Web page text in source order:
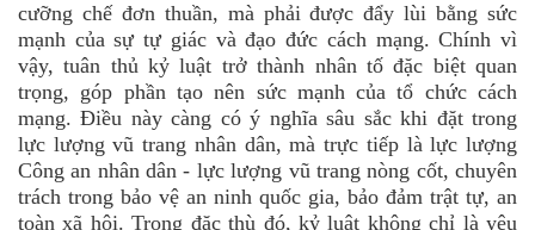
cưỡng chế đơn thuần, mà phải được đẩy lùi bằng sức
mạnh của sự tự giác và đạo đức cách mạng. Chính vì
vậy, tuân thủ kỷ luật trở thành nhân tố đặc biệt quan
trọng, góp phần tạo nên sức mạnh của tổ chức cách
mạng. Điều này càng có ý nghĩa sâu sắc khi đặt trong
lực lượng vũ trang nhân dân, mà trực tiếp là lực lượng
Công an nhân dân - lực lượng vũ trang nòng cốt, chuyên
trách trong bảo vệ an ninh quốc gia, bảo đảm trật tự, an
toàn xã hội. Trong đặc thù đó, kỷ luật không chỉ là yêu